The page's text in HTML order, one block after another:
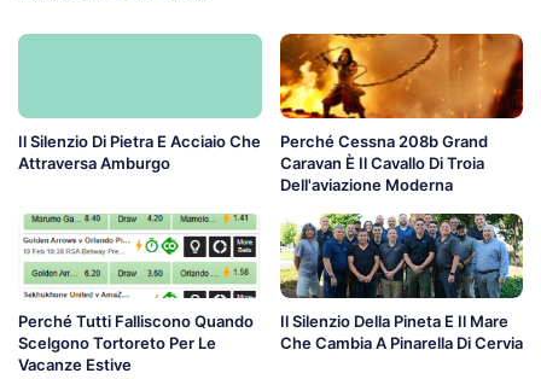
Il Silenzio Di Pietra E Acciaio Che
Attraversa Amburgo
Perché Cessna 208b Grand
Caravan È Il Cavallo Di Troia
Dell'aviazione Moderna
Perché Tutti Falliscono Quando
Scelgono Tortoreto Per Le
Vacanze Estive
Il Silenzio Della Pineta E Il Mare
Che Cambia A Pinarella Di Cervia